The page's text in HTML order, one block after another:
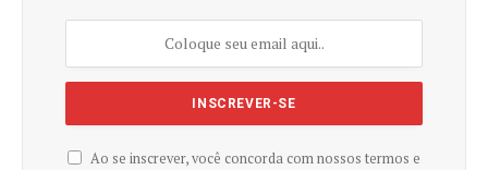
Ao se inscrever, você concorda com nossos termos e